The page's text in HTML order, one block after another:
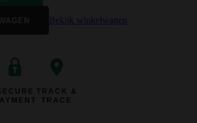
Bekijk winkelwagen
TRACK &
TRACE